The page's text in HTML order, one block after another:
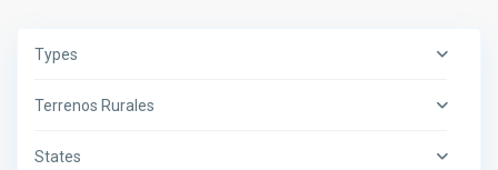
Types
Terrenos Rurales
States